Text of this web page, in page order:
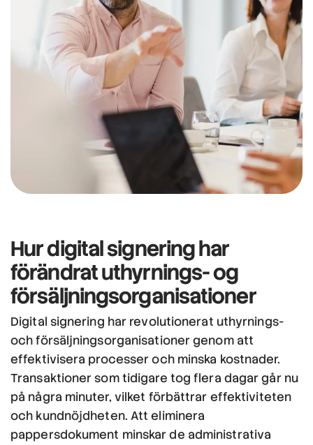
Hurdigital signering har
förändratuthyrnings- og
försäljningsorganisationer
Digital signering har revolutionerat uthyrnings-
och försäljningsorganisationer genom att
effektivisera processer och minska kostnader.
Transaktioner som tidigare tog flera dagar går nu
på några minuter, vilket förbättrar effektiviteten
och kundnöjdheten. Att eliminera
pappersdokument minskar de administrativa